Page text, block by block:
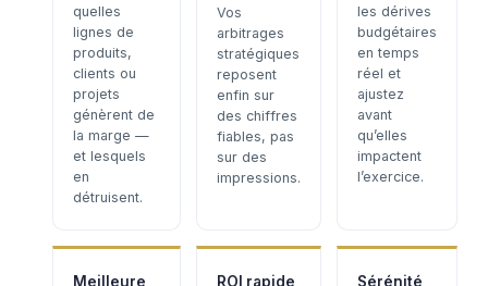
quelles
lignes de
produits,
clients ou
projets
génèrent de
la marge —
et lesquels
en
détruisent.
Vos
arbitrages
stratégiques
reposent
enfin sur
des chiffres
fiables, pas
sur des
impressions.
les dérives
budgétaires
en temps
réel et
ajustez
avant
qu’elles
impactent
l’exercice.
Meilleure
ROI rapide
Sérénité